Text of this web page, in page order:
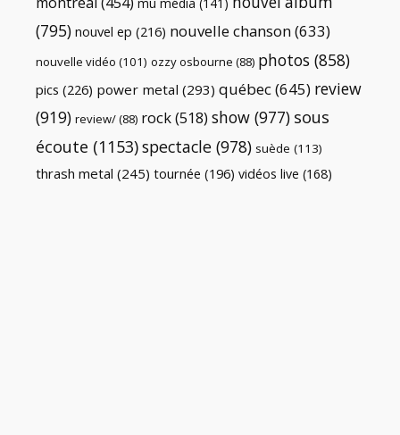
(795) nouvel ep (216) nouvelle chanson(633)
nouvelle vidéo (101) ozzy osbourne (88) photos (858)
pics (226) power metal (293) québec(645) review
(919) review/(88) rock(518) show (977) sous
écoute (1153)spectacle (978) suède (113)
thrash metal (245) tournée (196) vidéos live (168)